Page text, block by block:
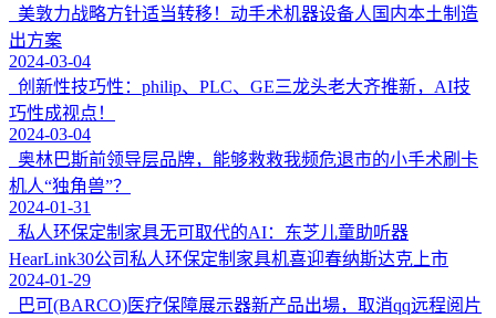
美敦力战略方针适当转移！动手术机器设备人国内本土制造
出方案
2024-03-04
创新性技巧性：philip、PLC、GE三龙头老大齐推新，AI技
巧性成视点！
2024-03-04
奥林巴斯前领导层品牌，能够救救我频危退市的小手术刷卡
机人“独角兽”？
2024-01-31
私人环保定制家具无可取代的AI：东芝儿童助听器
HearLink30公司私人环保定制家具机喜迎春纳斯达克上市
2024-01-29
巴可(BARCO)医疗保障展示器新产品出場，取消qq远程阅片